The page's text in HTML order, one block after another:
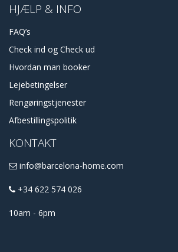
HJÆLP & INFO
FAQ’s
Check ind og Check ud
Hvordan man booker
Lejebetingelser
Rengøringstjenester
Afbestillingspolitik
KONTAKT
info@barcelona-home.com
+34 622 574 026
10am - 6pm